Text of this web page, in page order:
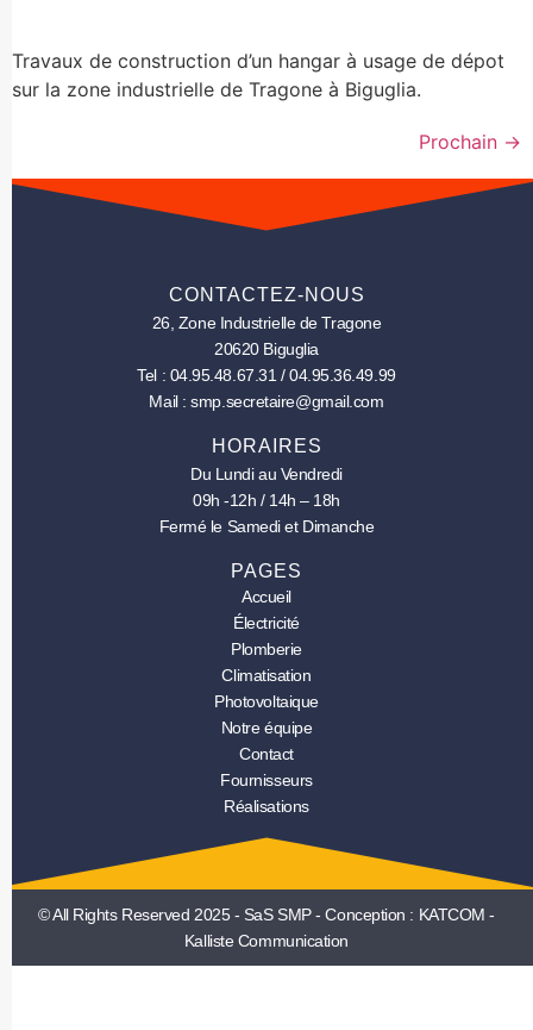
Travaux de construction d’un hangar à usage de dépot
sur la zone industrielle de Tragone à Biguglia.
Prochain →
CONTACTEZ-NOUS
26, Zone Industrielle de Tragone
20620 Biguglia
Tel : 04.95.48.67.31 / 04.95.36.49.99
Mail : smp.secretaire@gmail.com
HORAIRES
Du Lundi au Vendredi
09h -12h / 14h – 18h
Fermé le Samedi et Dimanche
PAGES
Accueil
Électricité
Plomberie
Climatisation
Photovoltaique
Notre équipe
Contact
Fournisseurs
Réalisations
© All Rights Reserved 2025 - SaS SMP -Conception : KATCOM -
Kalliste Communication